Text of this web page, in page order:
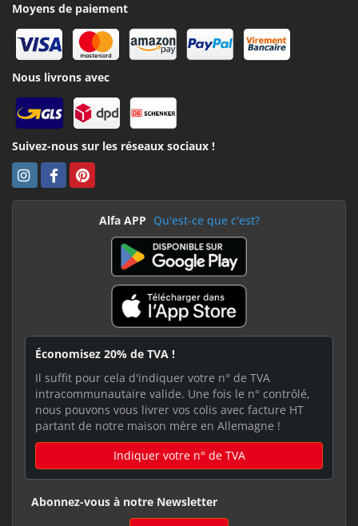
Moyens de paiement
Nous livrons avec
Suivez-nous sur les réseaux sociaux !
Alfa APP Qu'est-ce que c'est?
Économisez 20% de TVA !
Il suffit pour cela d'indiquer votre n° de TVA
intracommunautaire valide. Une fois le n° contrôlé,
nous pouvons vous livrer vos colis avec facture HT
partant de notre maison mère en Allemagne !
Indiquer votre n° de TVA
Abonnez-vous à notre Newsletter